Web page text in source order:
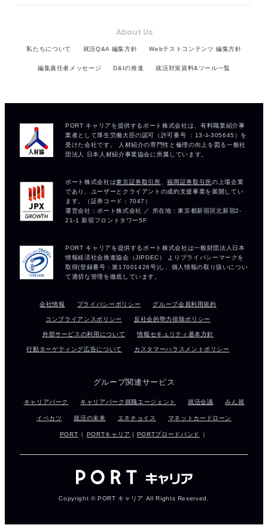
About Us
私たちについて 就活Q&A 編集方針 Webテストコンテンツ 編集方針
編集責任者メッセージ D&Iの推進 就活対策資料&ツール一覧
会社情報 プライバシーポリシー グループ会員利用規約
コンプライアンスポリシー 反社会的勢力排除ポリシー
外部サービスの利用について 情報セキュリティ基本方針
行動ターゲティング広告について カスタマーハラスメントポリシー